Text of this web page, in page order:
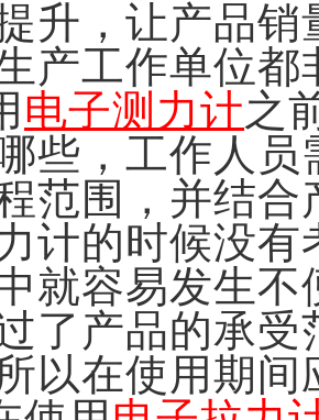
升，让产品
产工作单位
电子测力计之
些，工作人
范围，并结
计的时候没
就容易发生
了产品的承
以在使用期